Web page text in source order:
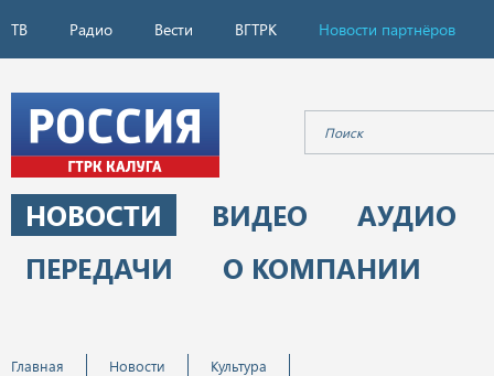
ТВ Радио Вести ВГТРК Новости партнёров
НОВОСТИ ВИДЕО
АУДИО
ПЕРЕДАЧИ
О КОМПАНИИ
Главная Новости
Культура